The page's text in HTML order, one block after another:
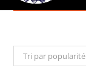
Tri par popularité